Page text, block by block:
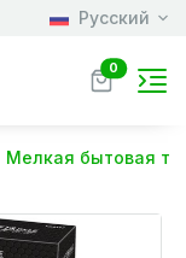
Русский
0
Мелкая бытовая